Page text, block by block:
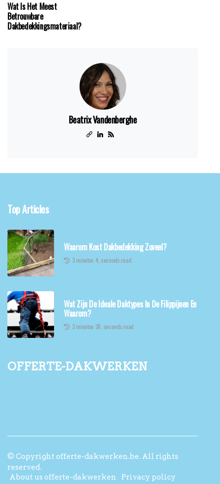
Wat Is Het Meest
Betrouwbare
Dakbedekkingsmateriaal?
Beatrix Vandenberghe
Top Articles
Waarom Kost Dakbedekking Zoveel?
3 minutes 4, seconds read
Wat Zijn De Ideale Daktypes In De Filippijnen En
Waarom?
3 minutes 38, seconds read
offerte-dakwerken
© Copyrightofferte-dakwerken.be. All rights
reserved.
About us offerte-dakwerken
Privacy policy